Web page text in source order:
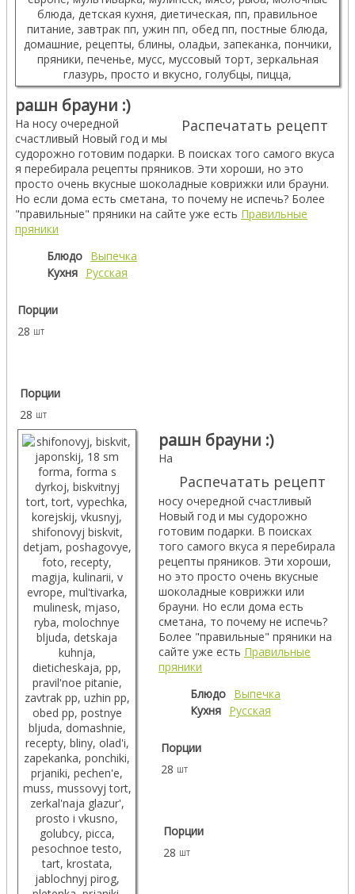
рашн брауни :)
Распечатать рецепт
На носу очередной
счастливый Новый год и мы
судорожно готовим подарки. В поисках того самого вкуса
я перебирала рецепты пряников. Эти хороши, но это
просто очень вкусные шоколадные коврижки или брауни.
Но если дома есть сметана, то почему не испечь? Более
"правильные" пряники на сайте уже есть Правильные
пряники
Блюдо Выпечка
Кухня Русская
Порции
28 шт
Порции
28 шт
рашн брауни :)
Распечатать рецепт
На
носу очередной счастливый
Новый год и мы судорожно
готовим подарки. В поисках
того самого вкуса я перебирала
рецепты пряников. Эти хороши,
но это просто очень вкусные
шоколадные коврижки или
брауни. Но если дома есть
сметана, то почему не испечь?
Более "правильные" пряники на
сайте уже есть Правильные
пряники
Блюдо Выпечка
Кухня Русская
Порции
28 шт
Порции
28 шт